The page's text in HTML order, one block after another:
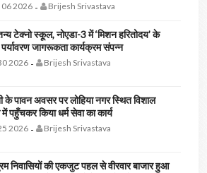
2026- Brijesh Srivastava
टेक्नो स्कूल, नोएडा-3 में ‘मिशन हरितोदय’ के
जागरूकता कार्यक्रम संपन्न
2026- Brijesh Srivastava
के पावन अवसर पर लोहिया नगर स्थित विशाल
में पहुँचकर किया धर्म सेवा का कार्य
2026- Brijesh Srivastava
निवासियों की एकजुट पहल से वीरवार बाजार हुआ